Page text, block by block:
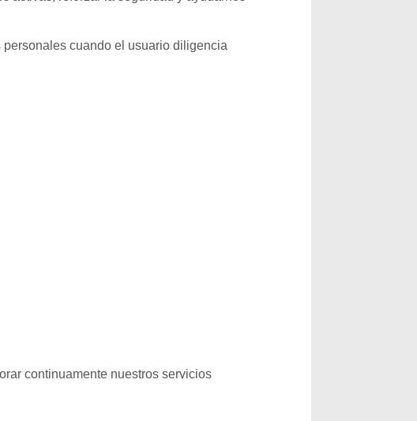
cuando el usuario diligencia
continuamente nuestros servicios